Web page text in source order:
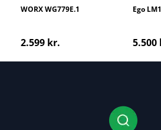
WORX WG779E.1
2.599 kr.
Ego
5.500